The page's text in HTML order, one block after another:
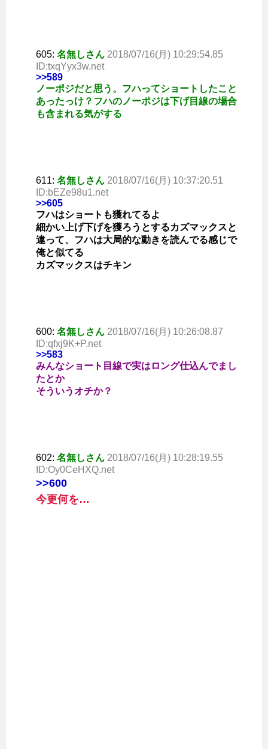
605: 名無しさん 2018/07/16(月) 10:29:54.85
ID:txqYyx3w.net
>>589
ノーポジだと思う。フハってショートしたこと
あったっけ？フハのノーポジは下げ目線の場合
も含まれる気がする
611: 名無しさん 2018/07/16(月) 10:37:20.51
ID:bEZe98u1.net
>>605
フハはショートも獲れてるよ
細かい上げ下げを獲ろうとするカズマックスと
違って、フハは大局的な動きを読んでる感じで
俺と似てる
カズマックスはチキン
600: 名無しさん 2018/07/16(月) 10:26:08.87
ID:qfxj9K+P.net
>>583
みんなショート目線で実はロング仕込んでまし
たとか
そういうオチか？
602: 名無しさん 2018/07/16(月) 10:28:19.55
ID:Oy0CeHXQ.net
>>600
今更何を…